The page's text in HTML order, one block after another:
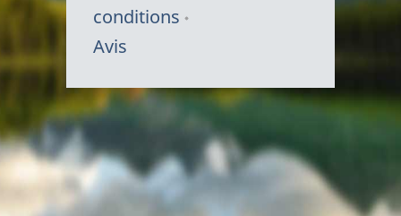
conditions
Avis
Symbole
du